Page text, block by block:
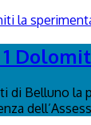
di Belluno